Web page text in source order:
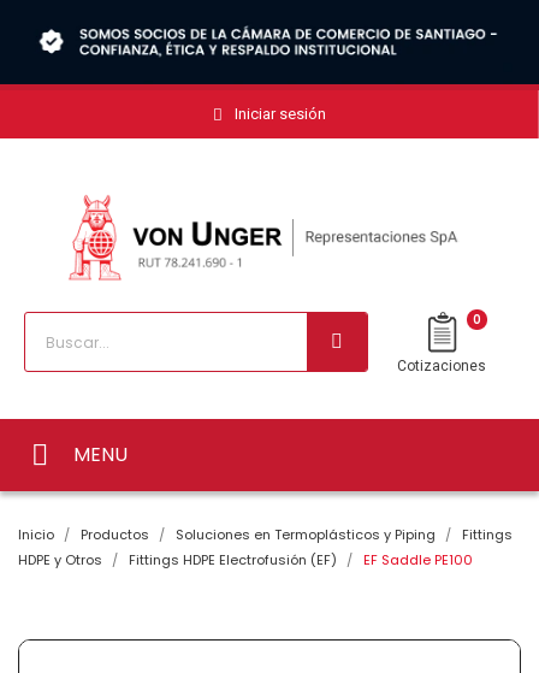
Iniciar sesión
0
Cotizaciones
MENU
Inicio Productos Soluciones en Termoplásticos y Piping
Fittings
HDPE y Otros
Fittings HDPE Electrofusión (EF) EF Saddle PE100